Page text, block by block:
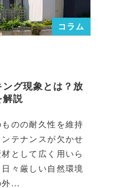
コラム
グ現象とは？放
解説
のの耐久性を維持
テナンスが欠かせ
として広く用いら
々厳しい自然環境
外...